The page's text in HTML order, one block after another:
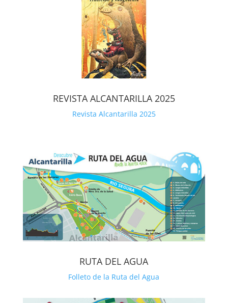
REVISTA ALCANTARILLA 2025
Revista Alcantarilla 2025
RUTA DEL AGUA
Folleto de la Ruta del Agua